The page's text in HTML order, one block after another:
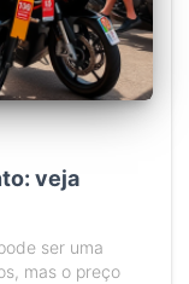
veja
ser uma
mas o preço